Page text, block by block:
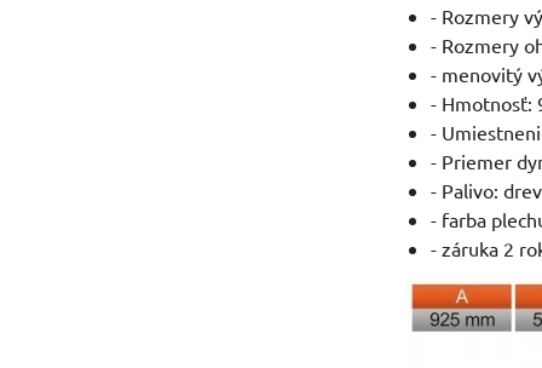
- Rozmery
- Rozmery
- menovitý
- Hmotnosť:
-
- Priemer
- Palivo:
- farba
- záruka 2